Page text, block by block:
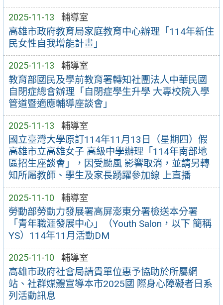
2025-11-13 輔導室
高雄市政府教育局家庭教育中心辦理「114年新住
民女性自我增能計畫」
2025-11-13 輔導室
教育部國民及學前教育署轉知社團法人中華民國
自閉症總會辦理「自閉症學生升學 大專校院入學
管道暨適應輔導座談會」
2025-11-13 輔導室
國立臺灣大學原訂114年11月13日（星期四）假
高雄市立高雄女子 高級中學辦理「114年南部地
區招生座談會」，因受颱風 影響取消，並請另轉
知所屬教師、學生及家長踴躍參加線 上直播
2025-11-10 輔導室
勞動部勞動力發展署高屏澎東分署檢送本分署
「青年職涯發展中心」（Youth Salon，以下 簡稱
YS）114年11月活動DM
2025-11-10 輔導室
高雄市政府社會局請貴單位惠予協助於所屬網
站、社群媒體宣導本市2025國 際身心障礙者日系
列活動訊息